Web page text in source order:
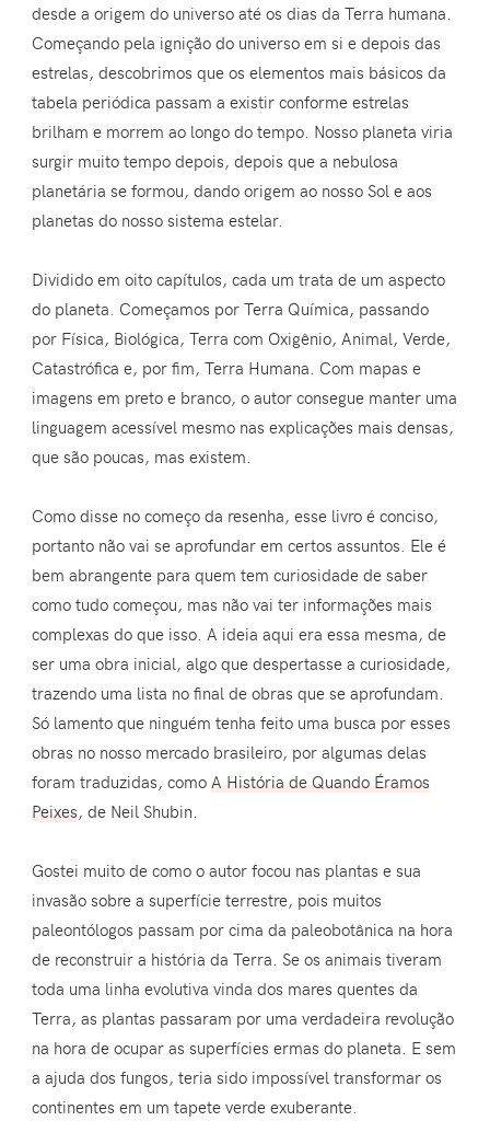
desde a origem do universo até os dias da Terra humana.
Começando pela ignição do universo em si e depois das
estrelas, descobrimos que os elementos mais básicos da
tabela periódica passam a existir conforme estrelas
brilham e morrem ao longo do tempo. Nosso planeta viria
surgir muito tempo depois, depois que a nebulosa
planetária se formou, dando origem ao nosso Sol e aos
planetas do nosso sistema estelar.
Dividido em oito capítulos, cada um trata de um aspecto
do planeta. Começamos por Terra Química, passando
por Física, Biológica, Terra com Oxigênio, Animal, Verde,
Catastrófica e, por fim, Terra Humana. Com mapas e
imagens em preto e branco, o autor consegue manter uma
linguagem acessível mesmo nas explicações mais densas,
que são poucas, mas existem.
Como disse no começo da resenha, esse livro é conciso,
portanto não vai se aprofundar em certos assuntos. Ele é
bem abrangente para quem tem curiosidade de saber
como tudo começou, mas não vai ter informações mais
complexas do que isso. A ideia aqui era essa mesma, de
ser uma obra inicial, algo que despertasse a curiosidade,
trazendo uma lista no final de obras que se aprofundam.
Só lamento que ninguém tenha feito uma busca por esses
obras no nosso mercado brasileiro, por algumas delas
foram traduzidas, comoA História de Quando Éramos
Peixes, de Neil Shubin.
Gostei muito de como o autor focou nas plantas e sua
invasão sobre a superfície terrestre, pois muitos
paleontólogos passam por cima da paleobotânica na hora
de reconstruir a história da Terra. Se os animais tiveram
toda uma linha evolutiva vinda dos mares quentes da
Terra, as plantas passaram por uma verdadeira revolução
na hora de ocupar as superfícies ermas do planeta. E sem
a ajuda dos fungos, teria sido impossível transformar os
continentes em um tapete verde exuberante.